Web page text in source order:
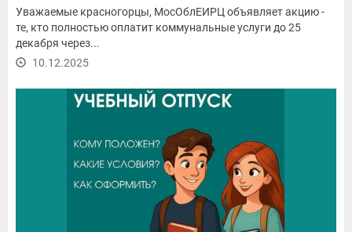
Уважаемые красногорцы, МосОблЕИРЦ объявляет акцию -
те, кто полностью оплатит коммунальные услуги до 25
декабря через...
10.12.2025